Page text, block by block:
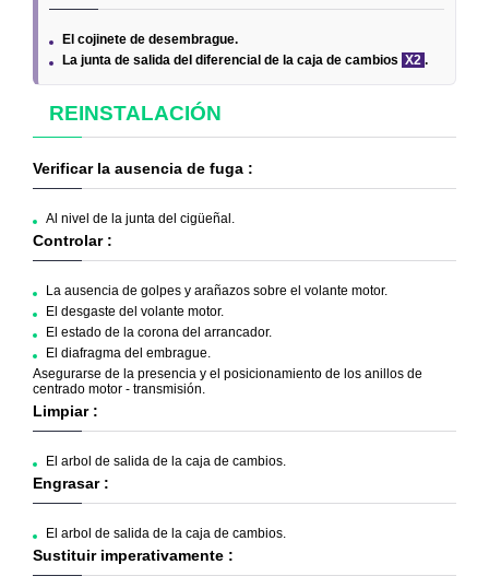
El cojinete de desembrague.
La junta de salida del diferencial de la caja de cambios X2 .
REINSTALACIÓN
Verificar la ausencia de fuga :
Al nivel de la junta del cigüeñal.
Controlar :
La ausencia de golpes y arañazos sobre el volante motor.
El desgaste del volante motor.
El estado de la corona del arrancador.
El diafragma del embrague.
Asegurarse de la presencia y el posicionamiento de los anillos de
centrado motor - transmisión.
Limpiar :
El arbol de salida de la caja de cambios.
Engrasar :
El arbol de salida de la caja de cambios.
Sustituir imperativamente :